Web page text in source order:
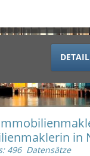
in
496 Datensätze